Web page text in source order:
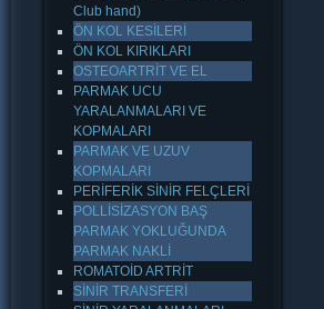
Club hand)
ÖN KOL KESİLERİ
ÖN KOL KIRIKLARI
OSTEOARTRİT VE EL
PARMAK UCU
YARALANMALARI VE
KOPMALARI
PARMAK VE UZUV
KOPMALARI
PERİFERİK SİNİR FELÇLERİ
POLLİSİZASYON BAŞ
PARMAK YOKLUĞUNDA
PARMAK NAKLİ
ROMATOİD ARTRİT
SİNİR TRANSFERİ